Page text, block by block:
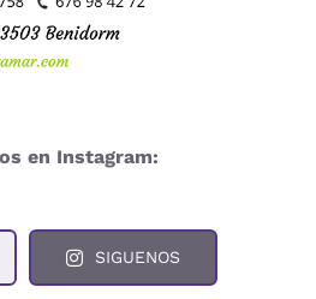
en Instagram:
SIGUENOS